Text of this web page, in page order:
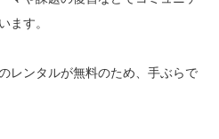
ます。
レンタルが無料のため、手ぶらで